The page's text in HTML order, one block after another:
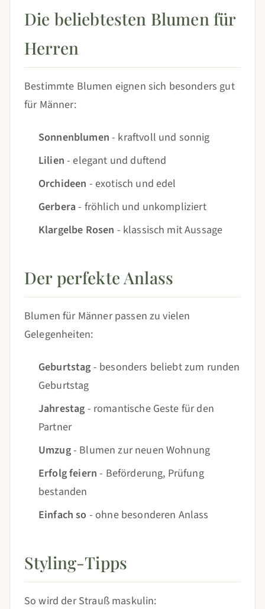
Die beliebtesten Blumen für
Herren
Bestimmte Blumen eignen sich besonders gut
für Männer:
Sonnenblumen - kraftvoll und sonnig
Lilien - elegant und duftend
Orchideen - exotisch und edel
Gerbera - fröhlich und unkompliziert
Klargelbe Rosen - klassisch mit Aussage
Der perfekte Anlass
Blumen für Männer passen zu vielen
Gelegenheiten:
Geburtstag - besonders beliebt zum runden
Geburtstag
Jahrestag - romantische Geste für den
Partner
Umzug- Blumen zur neuen Wohnung
Erfolg feiern - Beförderung, Prüfung
bestanden
Einfach so - ohne besonderen Anlass
Styling-Tipps
So wird der Strauß maskulin: